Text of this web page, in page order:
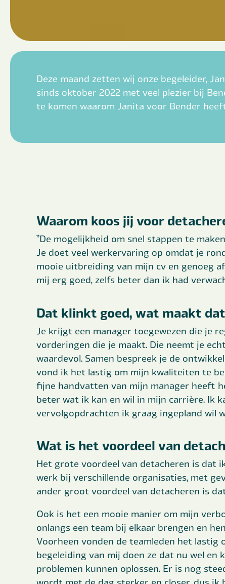
Deze maand zetten wij onze begeleider,
sinds oktober 2022 met veel plezier bij
te komen waarom Janita voor Bender
Waarom koos jij voor
”De mogelijkheid om snel stappen te
Je doet veel werkervaring op omdat je
mooie uitbreiding van mijn cv en genoeg
mij erg goed, zelfs beter dan ik had
Dat klinkt goed, wat maakt
Je krijgt een manager toegewezen die je
vorderingen die je maakt. Die neemt je
waardevol. Samen bespreek je de
vond ik het lastig om mijn kwaliteiten te
fijne handvatten van mijn manager heeft
beter wat ik kan en wil in mijn carrière. Ik
vervolgopdrachten ik graag ingepland wil
Wat is het voordeel van
Het grote voordeel van detacheren is dat
werk bij verschillende organisaties, met
ander groot voordeel van detacheren is
Ook is het een mooie manier om mijn
onlangs een team bij elkaar brengen en
Voorheen vonden de teamleden het lastig
begeleiding van mij doen ze dat nu wel en
problemen kunnen oplossen. Er is nog